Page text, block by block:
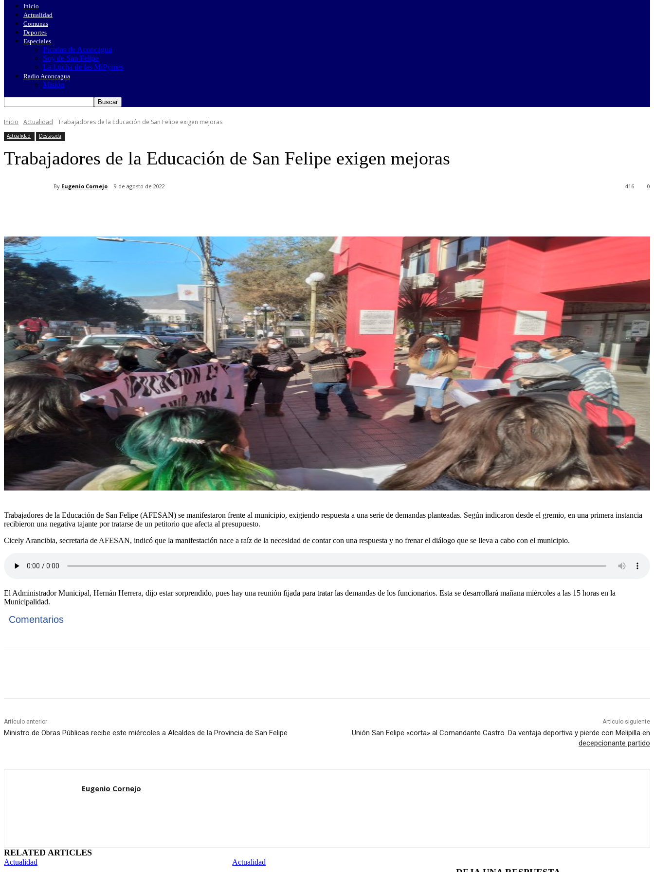
Inicio
Actualidad
Comunas
Deportes
Especiales
Picadas de Aconcagua
Soy de San Felipe
La Lucha de las MiPymes
Radio Aconcagua
Misión
Inicio Actualidad Trabajadores de la Educación de San Felipe exigen mejoras
Actualidad Destacada
Trabajadores de la Educación de San Felipe exigen mejoras
By Eugenio Cornejo 9 de agosto de 2022 0
416
Trabajadores de la Educación de San Felipe (AFESAN) se manifestaron frente al municipio, exigiendo respuesta a una serie de demandas planteadas. Según indicaron desde el gremio, en una primera instancia
recibieron una negativa tajante por tratarse de un petitorio que afecta al presupuesto.
Cicely Arancibia, secretaria de AFESAN, indicó que la manifestación nace a raíz de la necesidad de contar con una respuesta y no frenar el diálogo que se lleva a cabo con el municipio.
El Administrador Municipal, Hernán Herrera, dijo estar sorprendido, pues hay una reunión fijada para tratar las demandas de los funcionarios. Esta se desarrollará mañana miércoles a las 15 horas en la
Municipalidad.
Comentarios
Artículo anterior
Ministro de Obras Públicas recibe este miércoles a Alcaldes de la Provincia de San Felipe
Artículo siguiente
Unión San Felipe «corta» al Comandante Castro. Da ventaja deportiva y pierde con Melipilla en
decepcionante partido
Eugenio Cornejo
RELATED ARTICLES
Actualidad Actualidad